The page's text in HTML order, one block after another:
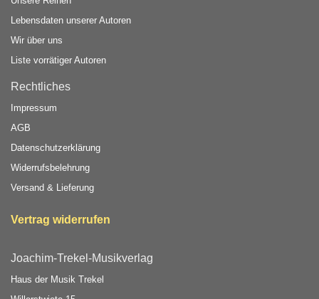
Lebensdaten unserer Autoren
Wir über uns
Liste vorrätiger Autoren
Rechtliches
Impressum
AGB
Datenschutzerklärung
Widerrufsbelehrung
Versand & Lieferung
Vertrag widerrufen
Joachim-Trekel-Musikverlag
Haus der Musik Trekel